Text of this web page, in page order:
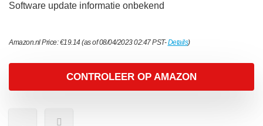
Software update informatie onbekend
Amazon.nl Price:€19.14(as of 08/04/2023 02:47 PST-Details)
CONTROLEER OP AMAZON